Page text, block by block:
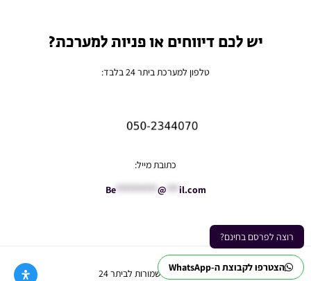
הצטרפו לקבוצת ה-WhatsApp
רוצה לפרסם בחינם?
יש לכם דיווחים או פניות למערכת?
טלפון למערכת ביתר 24 בלבד:
כתובת מייל:
Be********** @ *** il.com
Ⓒ כל הזכויות שמורות לביתר 24